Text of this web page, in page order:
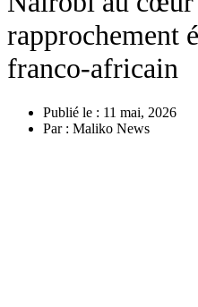
rapprochement
franco-africain
Publié le : 11 mai, 2026
Par : Maliko News